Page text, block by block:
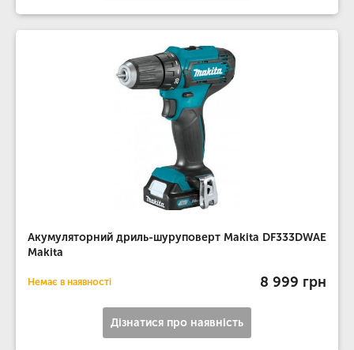
Акумуляторний дриль-шуруповерт Makita DF333DWAE
Makita
Немає в наявності 8 999 грн
Дізнатися про наявність